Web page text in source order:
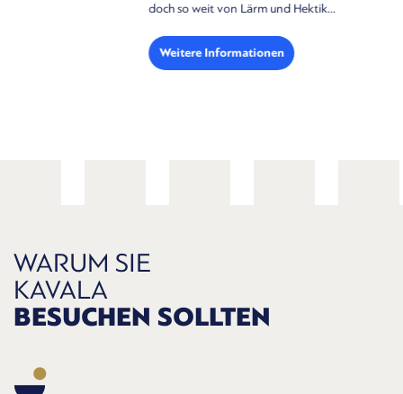
WARUM SIE
KAVALA
BESUCHEN SOLLTEN